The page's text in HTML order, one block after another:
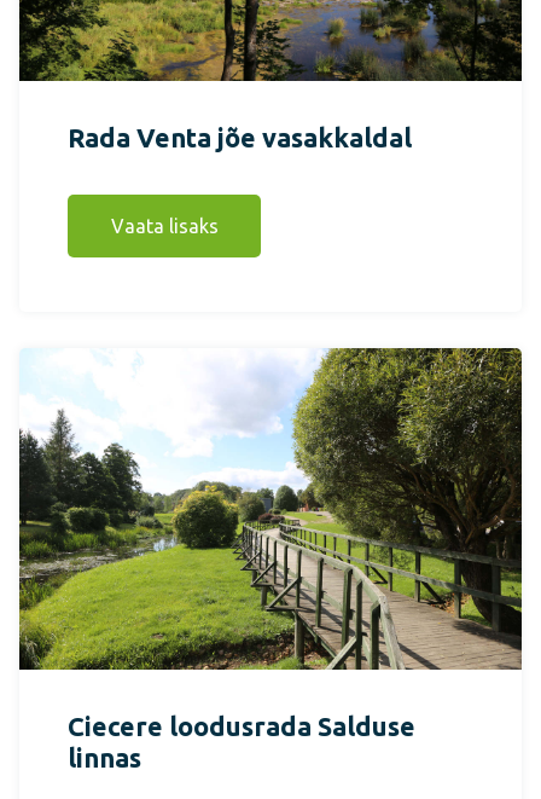
Rada Venta jõe vasakkaldal
Vaata lisaks
Ciecere loodusrada Salduse
linnas